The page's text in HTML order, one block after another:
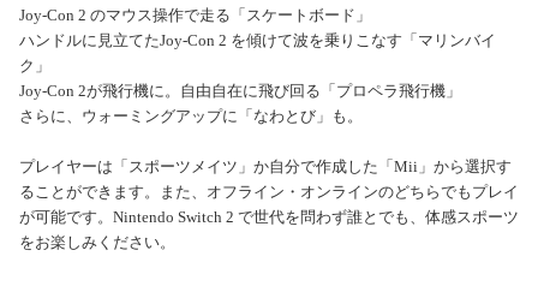
Joy-Con 2 のマウス操作で走る「スケートボード」
ハンドルに見立てたJoy-Con 2 を傾けて波を乗りこなす「マリンバイ
ク」
Joy-Con 2が飛行機に。自由自在に飛び回る「プロペラ飛行機」
さらに、ウォーミングアップに「なわとび」も。
プレイヤーは「スポーツメイツ」か自分で作成した「Mii」から選択す
ることができます。
また、オフライン・オンラインのどちらでもプレイ
が可能です。 Nintendo Switch 2 で世代を問わず誰とでも、体感スポーツ
をお楽しみください。